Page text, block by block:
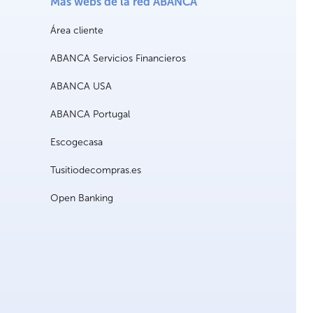
Área cliente
ABANCA Servicios Financieros
ABANCA USA
ABANCA Portugal
Escogecasa
Tusitiodecompras.es
Open Banking